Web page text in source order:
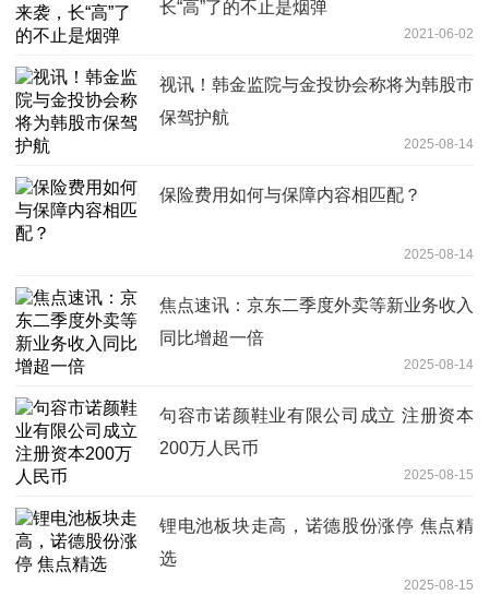
长“高”了的不止是烟弹
2021-06-02
视讯！韩金监院与金投协会称将为韩股市
保驾护航
2025-08-14
保险费用如何与保障内容相匹配？
2025-08-14
焦点速讯：京东二季度外卖等新业务收入
同比增超一倍
2025-08-14
句容市诺颜鞋业有限公司成立 注册资本
200万人民币
2025-08-15
锂电池板块走高，诺德股份涨停 焦点精
选
2025-08-15